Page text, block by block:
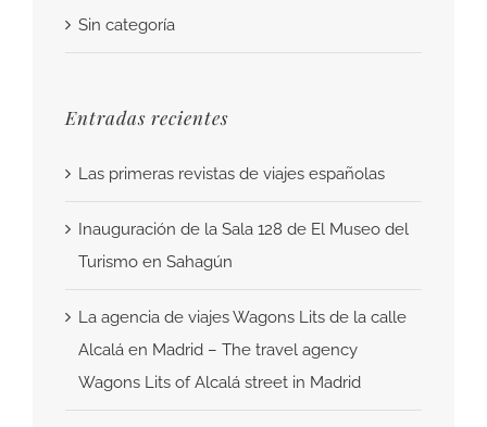
Sin categoría
Entradas recientes
Las primeras revistas de viajes españolas
Inauguración de la Sala 128 de El Museo del
Turismo en Sahagún
La agencia de viajes Wagons Lits de la calle
Alcalá en Madrid – The travel agency
Wagons Lits of Alcalá street in Madrid